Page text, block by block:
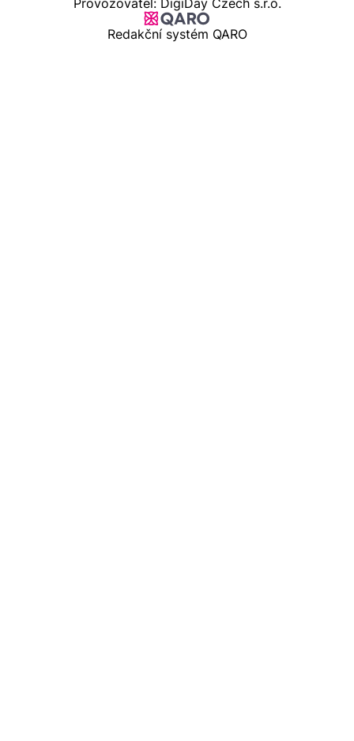
Provozovatel: DigiDay Czech s.r.o.
Redakční systém QARO